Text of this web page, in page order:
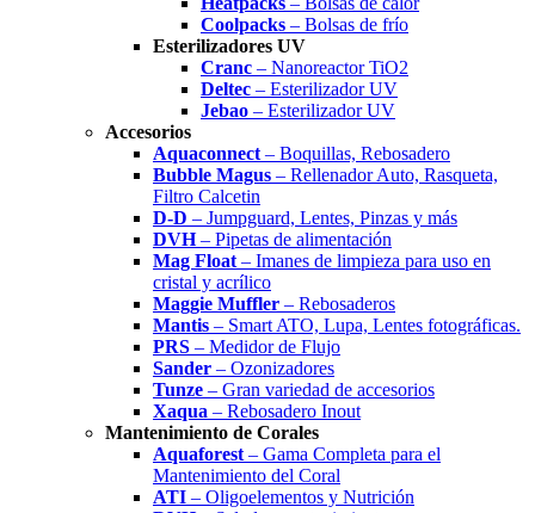
Coolpacks – Bolsas de frío
Esterilizadores UV
Cranc – Nanoreactor TiO2
Deltec – Esterilizador UV
Jebao – Esterilizador UV
Accesorios
Aquaconnect – Boquillas, Rebosadero
Bubble Magus – Rellenador Auto, Rasqueta,
Filtro Calcetin
D-D – Jumpguard, Lentes, Pinzas y más
DVH– Pipetas de alimentación
Mag Float – Imanes de limpieza para uso en
cristal y acrílico
Maggie Muffler – Rebosaderos
Mantis – Smart ATO, Lupa, Lentes fotográficas.
PRS – Medidor de Flujo
Sander – Ozonizadores
Tunze – Gran variedad de accesorios
Xaqua – Rebosadero Inout
Mantenimiento de Corales
Aquaforest – Gama Completa para el
Mantenimiento del Coral
ATI – Oligoelementos y Nutrición